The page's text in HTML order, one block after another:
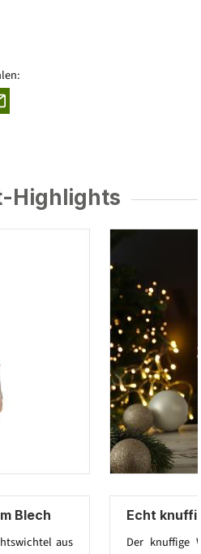
Highlights
Blech
aus
Echt
Der knuffige